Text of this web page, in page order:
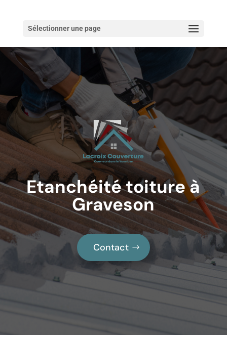
Sélectionner une page
Etanchéité toiture à
Graveson
Contact